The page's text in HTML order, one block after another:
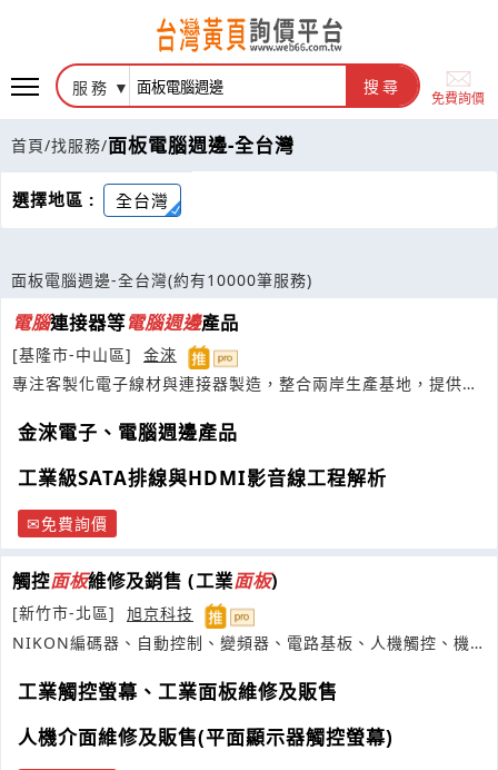
服務 搜尋
免費詢價
首頁/找服務/面板電腦週邊-全台灣
選擇地區 : 全台灣
面板電腦週邊-全台灣(約有10000筆服務)
電腦連接器等電腦週邊產品
[基隆市-中山區]
金淶
專注客製化電子線材與連接器製造，整合兩岸生產基地，提供
金淶電子、電腦週邊產品
工業級SATA排線與HDMI影音線工程解析
免費詢價
觸控面板維修及銷售 (工業面板)
[新竹市-北區]
旭京科技
NIKON編碼器、自動控制、變頻器、電路基板、人機觸控、機
工業觸控螢幕、工業面板維修及販售
人機介面維修及販售(平面顯示器觸控螢幕)